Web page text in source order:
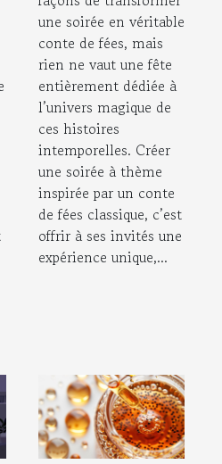
une soirée en véritable
conte de fées, mais
rien ne vaut une fête
entièrement dédiée à
l’univers magique de
ces histoires
intemporelles. Créer
une soirée à thème
inspirée par un conte
de fées classique, c’est
offrir à ses invités une
expérience unique,...